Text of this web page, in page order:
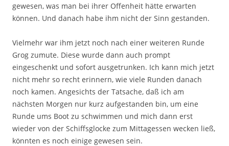
gewesen, was man bei ihrer Offenheit hätte erwarten
können. Und danach habe ihm nicht der Sinn gestanden.
Vielmehr war ihm jetzt noch nach einer weiteren Runde
Grog zumute. Diese wurde dann auch prompt
eingeschenkt und sofort ausgetrunken. Ich kann mich jetzt
nicht mehr so recht erinnern, wie viele Runden danach
noch kamen. Angesichts der Tatsache, daß ich am
nächsten Morgen nur kurz aufgestanden bin, um eine
Runde ums Boot zu schwimmen und mich dann erst
wieder von der Schiffsglocke zum Mittagessen wecken ließ,
könnten es noch einige gewesen sein.